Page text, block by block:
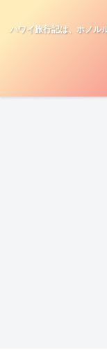
ハワイ旅行記は、ホノル